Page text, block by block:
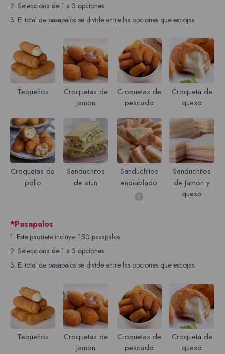
2. Selecciona de 1 a 3 opciones
3. El total de pasapalos se divide entre las opciones que escojas
Tequeños
Croquetas de
jamon
Croquetas de
pescado
Croqueta de
queso
Croquetas de
pollo
Sanduchitos
de atun
Sanduchitos
endiablado
Sanduchitos
de Jamon y
queso
*Pasapalos
1. Este paquete incluye: 150 pasapalos
2. Selecciona de 1 a 3 opciones
3. El total de pasapalos se divide entre las opciones que escojas
Tequeños
Croquetas de
jamon
Croquetas de
pescado
Croqueta de
queso